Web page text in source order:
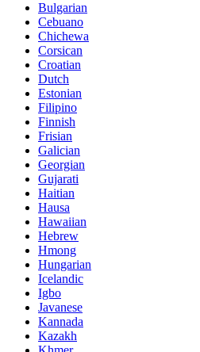
Bulgarian
Cebuano
Chichewa
Corsican
Croatian
Dutch
Estonian
Filipino
Finnish
Frisian
Galician
Georgian
Gujarati
Haitian
Hausa
Hawaiian
Hebrew
Hmong
Hungarian
Icelandic
Igbo
Javanese
Kannada
Kazakh